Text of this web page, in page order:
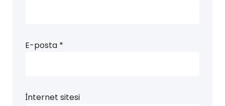
E-posta *
İnternet sitesi